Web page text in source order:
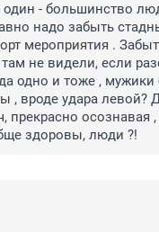
один - большинство
надо забыть
мероприятия .
не видели, если
одно и тоже ,
вроде удара левой?
осознавая
здоровы, люди ?!